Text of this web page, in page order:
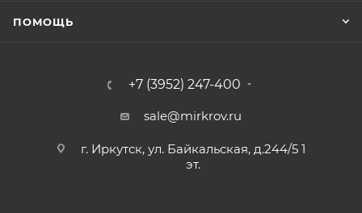
ПОМОЩЬ
+7 (3952) 247-400
sale@mirkrov.ru
г. Иркутск, ул. Байкальская, д.244/5 1
эт.